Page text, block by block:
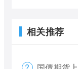
相关推荐